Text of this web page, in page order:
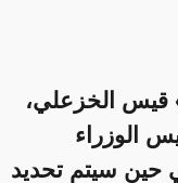
قيس الخزعلي،
الوزراء
حين سيتم تحديد